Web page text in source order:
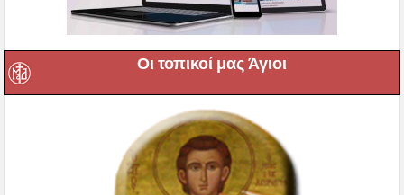
Οι τοπικοί μας Άγιοι